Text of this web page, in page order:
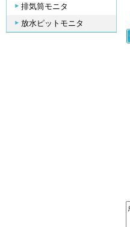
排気筒モニタ
放水ピットモニタ